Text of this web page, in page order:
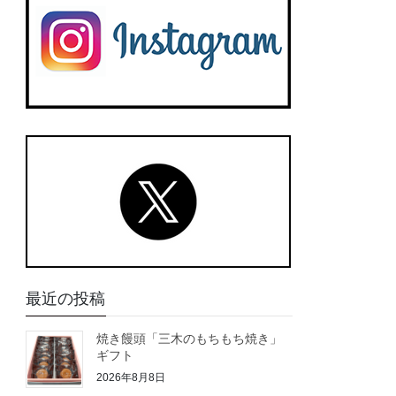
最近の投稿
焼き饅頭「三木のもちもち焼き」
ギフト
2026年8月8日